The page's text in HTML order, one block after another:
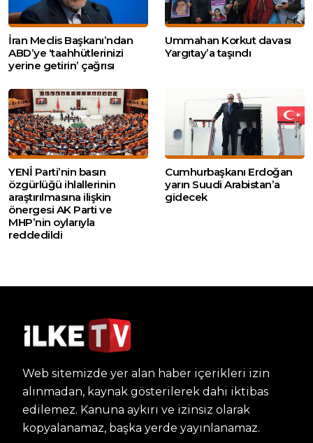
İran Meclis Başkanı’ndan
ABD’ye ‘taahhütlerinizi
yerine getirin’ çağrısı
Ummahan Korkut davası
Yargıtay’a taşındı
YENİ Parti’nin basın
özgürlüğü ihlallerinin
araştırılmasına ilişkin
önergesi AK Parti ve
MHP’nin oylarıyla
reddedildi
Cumhurbaşkanı Erdoğan
yarın Suudi Arabistan’a
gidecek
Web sitemizde yer alan haber içerikleri izin
alınmadan, kaynak gösterilerek dahi iktibas
edilemez. Kanuna aykırı ve izinsiz olarak
kopyalanamaz, başka yerde yayınlanamaz.